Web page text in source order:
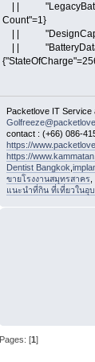
| |
Count"=1}
| |
| |
Packetlove IT Service
contact : (+66) 086-
https://
https://
Dentist Bangkok
ขายโรงงานสมุทรสาคร,
แนะนำที่กิน ที่เที่ยวในอุ
Pages: [1]